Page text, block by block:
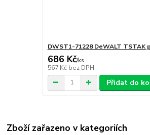
DWST1-71228 DeWALT TSTAK
686 Kč/ks
567 Kč bez DPH
Přidat do
Zboží zařazeno v kategoriích